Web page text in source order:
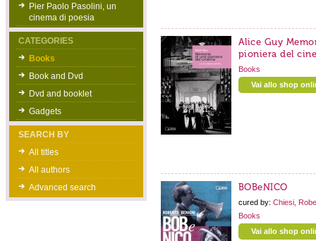
Pier Paolo Pasolini, un
cinema di poesia
CATEGORIES
Books
Book and Dvd
Dvd and booklet
Gadgets
SEARCH BY
All titles
All authors
Advanced search
Alice Guy
pioniera del
Books
Vai allo shop
BOBeNICO
cured by: Chiesi,
Books
Vai allo shop